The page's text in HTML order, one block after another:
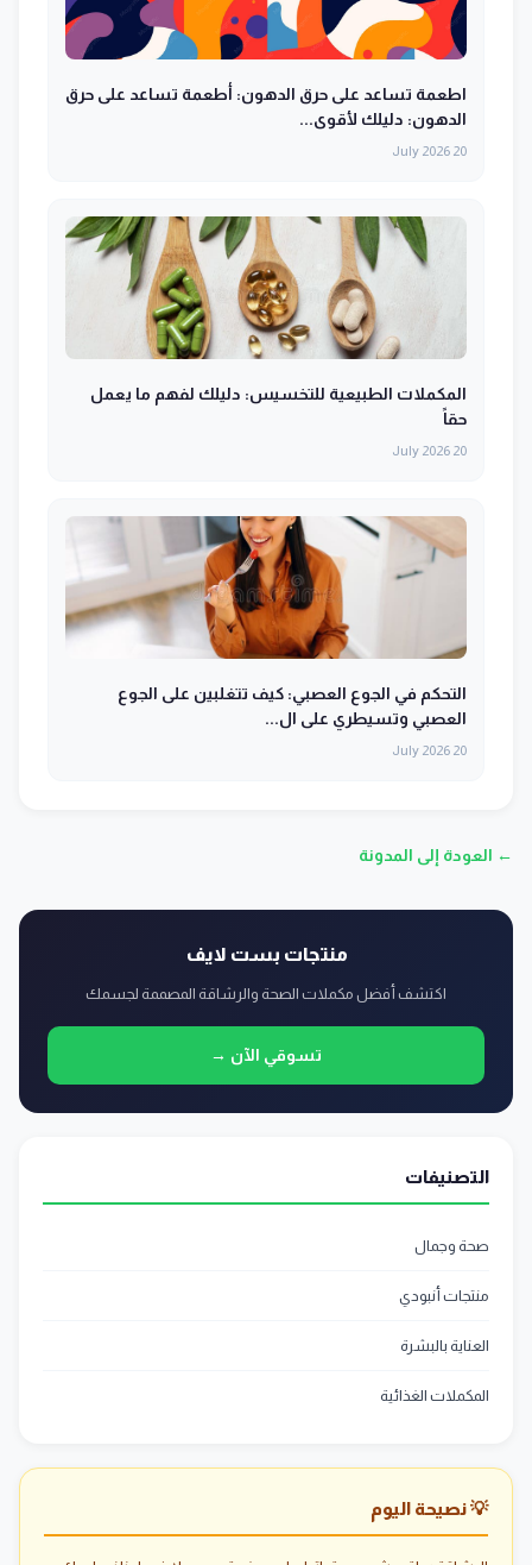
اطعمة تساعد على حرق الدهون: أطعمة تساعد على حرق
الدهون: دليلك لأقوى...
20 July 2026
المكملات الطبيعية للتخسيس: دليلك لفهم ما يعمل
حقاً
20 July 2026
التحكم في الجوع العصبي: كيف تتغلبين على الجوع
العصبي وتسيطري على ال...
20 July 2026
← العودة إلى المدونة
منتجات بست لايف
اكتشف أفضل مكملات الصحة والرشاقة المصممة لجسمك
تسوقي الآن →
التصنيفات
صحة وجمال
منتجات أنبودي
العناية بالبشرة
المكملات الغذائية
💡 نصيحة اليوم